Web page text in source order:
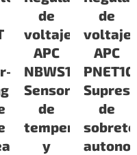
de
voltaje
APC
NBWS100H
Sensor
de
temperatura
y
de
voltaje
APC
de